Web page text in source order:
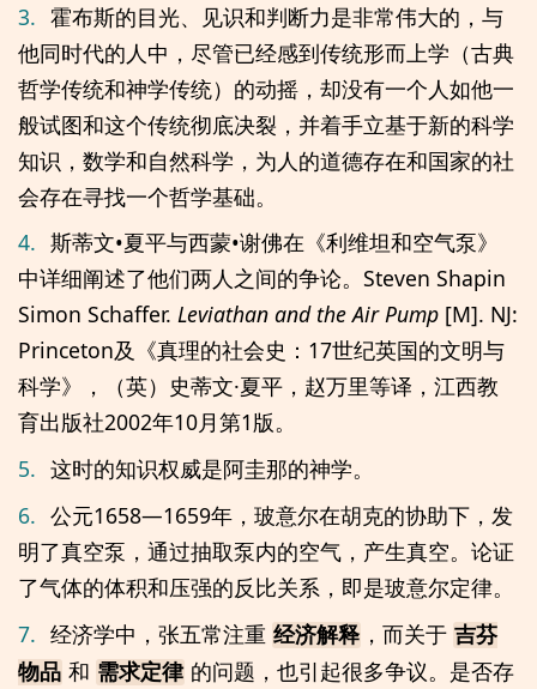
3. 霍布斯的目光、见识和判断力是非常伟大的，与
他同时代的人中，尽管已经感到传统形而上学（古典
哲学传统和神学传统）的动摇，却没有一个人如他一
般试图和这个传统彻底决裂，并着手立基于新的科学
知识，数学和自然科学，为人的道德存在和国家的社
会存在寻找一个哲学基础。
4. 斯蒂文•夏平与西蒙•谢佛在《利维坦和空气泵》
中详细阐述了他们两人之间的争论。Steven Shapin
Simon Schaffer. Leviathan and the Air Pump [M]. NJ:
Princeton及《真理的社会史：17世纪英国的文明与
科学》，（英）史蒂文·夏平，赵万里等译，江西教
育出版社2002年10月第1版。
5. 这时的知识权威是阿圭那的神学。
6. 公元1658—1659年，玻意尔在胡克的协助下，发
明了真空泵，通过抽取泵内的空气，产生真空。论证
了气体的体积和压强的反比关系，即是玻意尔定律。
7. 经济学中，张五常注重 经济解释 ，而关于 吉芬
物品 和 需求定律 的问题，也引起很多争议。是否存